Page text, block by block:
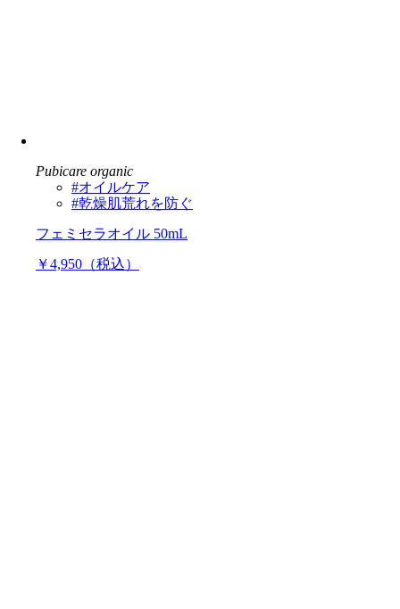
Pubicare organic
#オイルケア
#乾燥肌荒れを防ぐ
フェミセラオイル 50mL
￥4,950（税込）